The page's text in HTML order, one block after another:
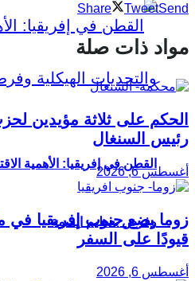
القطن في إفريقيا: الأهمية
وفرص تعظيم القيمة
Share TweetSend
مواد ذات صلة
الحكم على ثلاثة مؤيدين
رئيس السنغال
أغسطس 6, 2026
زوما يضع جنوب إفريقيا في
قيودًا على السفر
أغسطس 6, 2026